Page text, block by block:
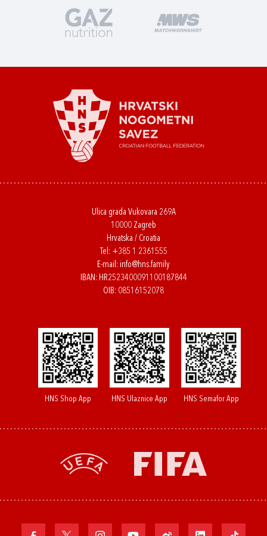
Ulica grada Vukovara 269A
10000 Zagreb
Hrvatska / Croatia
Tel: +385 1 2361555
E-mail: info@hns.family
IBAN: HR2523400091100187844
OIB: 08516152078
HNS Shop App HNS Ulaznice App HNS Semafor App